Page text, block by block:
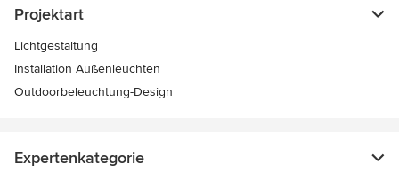
Projektart
Lichtgestaltung
Installation Außenleuchten
Outdoorbeleuchtung-Design
Expertenkategorie